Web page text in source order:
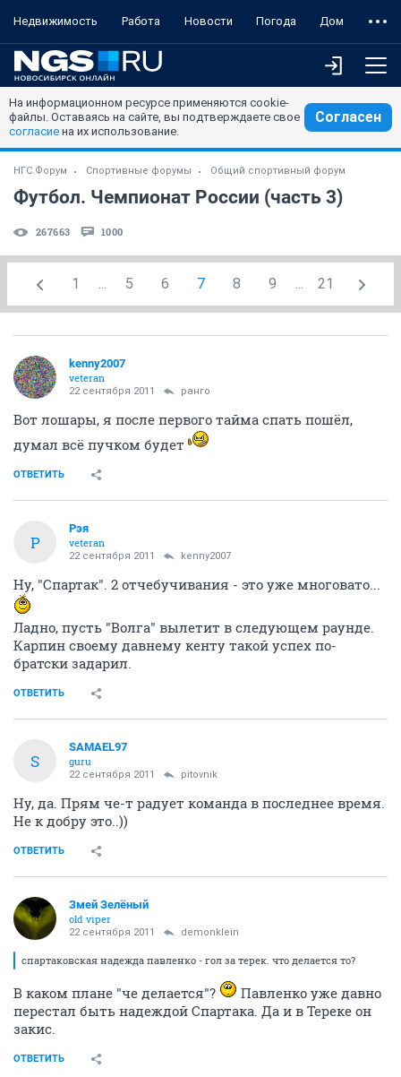
Недвижимость Работа Новости Погода Дом
На информационном ресурсе применяются cookie-
файлы. Оставаясь на сайте, вы подтверждаете свое
согласие на их использование.
Согласен
НГС.Форум Спортивные форумы Общий спортивный форум
Футбол. Чемпионат России (часть 3)
267663 1000
1 ... 5 6 7 8 9 ... 21
kenny2007
veteran
22 сентября 2011 ранго
Вот лошары, я после первого тайма спать пошёл,
думал всё пучком будет
ОТВЕТИТЬ
Р
Рэя
veteran
22 сентября 2011 kenny2007
Ну, "Спартак". 2 отчебучивания - это уже многовато...
Ладно, пусть "Волга" вылетит в следующем раунде.
Карпин своему давнему кенту такой успех по-
братски задарил.
ОТВЕТИТЬ
S
SAMAEL97
guru
22 сентября 2011 pitovnik
Ну, да. Прям че-т радует команда в последнее время.
Не к добру это..))
ОТВЕТИТЬ
Змей Зелёный
old viper
22 сентября 2011 demonklein
спартаковская надежда павленко - гол за терек. что делается то?
В каком плане "че делается"?
Павленко уже давно
перестал быть надеждой Спартака. Да и в Тереке он
закис.
ОТВЕТИТЬ